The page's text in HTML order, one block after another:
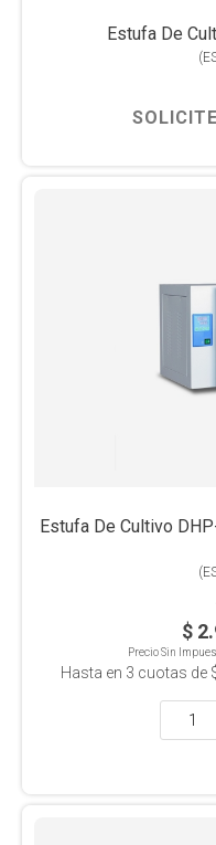
Estufa De
(
Estufa De Cultivo
(
$
Precio Sin
Hasta en 3 cuotas de